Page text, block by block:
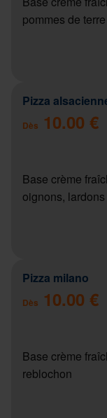
pommes de terre
Pizza
Dès 10.00 €
Base crème
oignons,
Pizza milano
Dès 10.00 €
Base crème
reblochon